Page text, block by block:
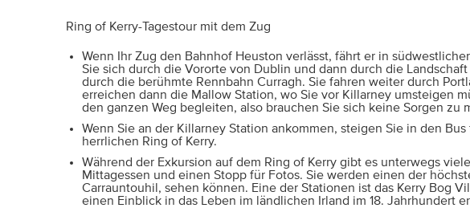
Ring of Kerry-Tagestour mit dem Zug
Wenn Ihr Zug den Bahnhof Heuston verlässt, fährt er in
Sie sich durch die Vororte von Dublin und dann durch die
durch die berühmte Rennbahn Curragh. Sie fahren weiter durch
erreichen dann die Mallow Station, wo Sie vor Killarney umsteigen
den ganzen Weg begleiten, also brauchen Sie sich keine Sorgen zu
Wenn Sie an der Killarney Station ankommen, steigen Sie in den
herrlichen Ring of Kerry.
Während der Exkursion auf dem Ring of Kerry gibt es unterwegs
Mittagessen und einen Stopp für Fotos. Sie werden einen der
Carrauntouhil, sehen können. Eine der Stationen ist das Kerry Bog
einen Einblick in das Leben im ländlichen Irland im 18. Jahrhundert